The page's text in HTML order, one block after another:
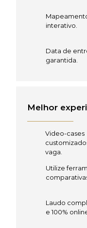
interativo.
Data de
garantida.
Melhor
Video-cases
vaga.
Utilize
Laudo
e 100%